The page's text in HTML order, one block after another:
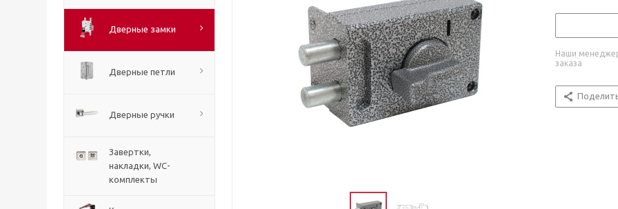
Дверные замки
Дверные петли
Дверные ручки
Завертки,
накладки, WC-
комплекты
Наши
заказа